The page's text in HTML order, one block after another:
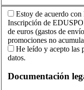
Estoy de acuerdo
Inscripción de
de euros (gastos de
promociones no
He leído y acepto las
datos.
Documentación